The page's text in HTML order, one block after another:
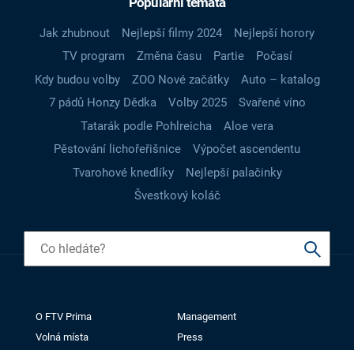
Jak zhubnout Nejlepší filmy 2024
Nejlepší horory
TV program
Změna času Partie
Počasí
Kdy budou volby
ZOO Nové začátky
Auto – katalog
7 pádů Honzy Dědka
Volby 2025
Svařené víno
Tatarák podle Pohlreicha
Aloe vera
Pěstování lichořeřišnice
Výpočet ascendentu
Tvarohové knedlíky
Nejlepší palačinky
Švestkový koláč
O FTV Prima
Management
Volná místa
Press